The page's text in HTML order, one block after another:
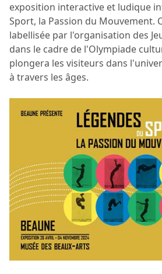
exposition interactive et ludique
Sport, la Passion du Mouvement.
labellisée par l'organisation des
dans le cadre de l'Olympiade
plongera les visiteurs dans
à travers les âges.